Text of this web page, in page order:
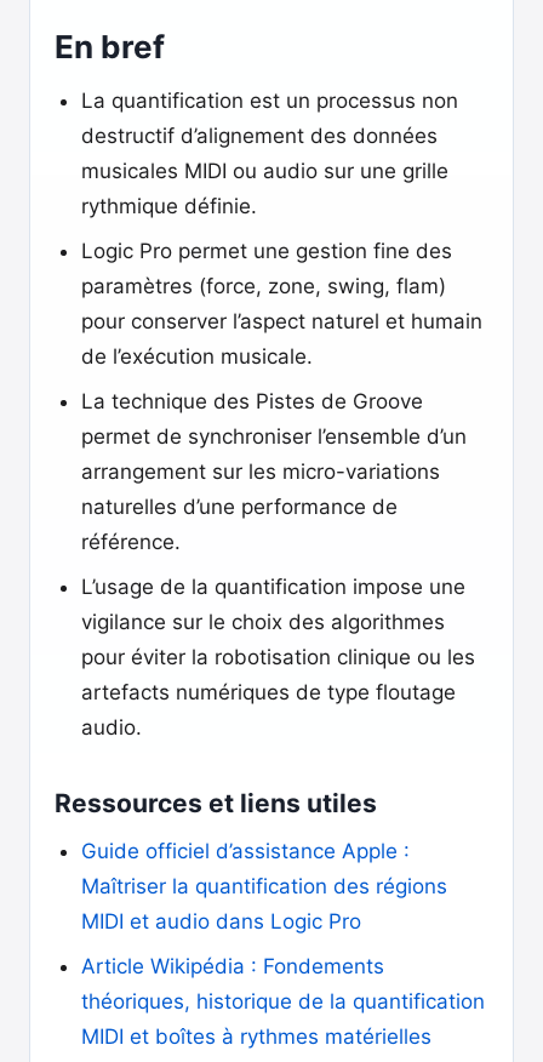
En bref
La quantification est un processus non
destructif d’alignement des données
musicales MIDI ou audio sur une grille
rythmique définie.
Logic Pro permet une gestion fine des
paramètres (force, zone, swing, flam)
pour conserver l’aspect naturel et humain
de l’exécution musicale.
La technique des Pistes de Groove
permet de synchroniser l’ensemble d’un
arrangement sur les micro-variations
naturelles d’une performance de
référence.
L’usage de la quantification impose une
vigilance sur le choix des algorithmes
pour éviter la robotisation clinique ou les
artefacts numériques de type floutage
audio.
Ressources et liens utiles
Guide officiel d’assistance Apple :
Maîtriser la quantification des régions
MIDI et audio dans Logic Pro
Article Wikipédia : Fondements
théoriques, historique de la quantification
MIDI et boîtes à rythmes matérielles